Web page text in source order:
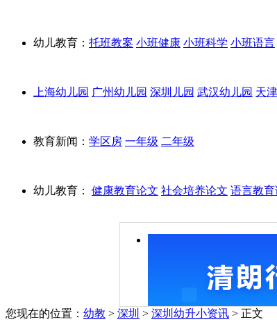
幼儿教育： 托班教案 小班健康 小班科学 小班语言
上海幼儿园 广州幼儿园 深圳儿园 武汉幼儿园 天
教育新闻： 学区房 一年级 二年级
幼儿教育： 健康教育论文 社会培养论文 语言教育
您现在的位置： 幼教 > 深圳 > 深圳幼升小资讯 > 正文